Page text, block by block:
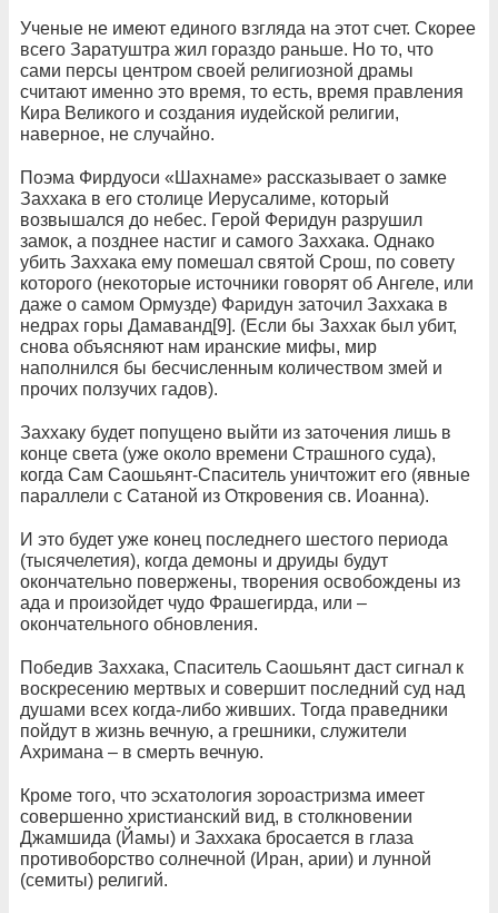
Ученые не имеют единого взгляда на этот счет. Скорее
всего Заратуштра жил гораздо раньше. Но то, что
сами персы центром своей религиозной драмы
считают именно это время, то есть, время правления
Кира Великого и создания иудейской религии,
наверное, не случайно.
Поэма Фирдуоси «Шахнаме» рассказывает о замке
Заххака в его столице Иерусалиме, который
возвышался до небес. Герой Феридун разрушил
замок, а позднее настиг и самого Заххака. Однако
убить Заххака ему помешал святой Срош, по совету
которого (некоторые источники говорят об Ангеле, или
даже о самом Ормузде) Фаридун заточил Заххака в
недрах горы Дамаванд[9]. (Если бы Заххак был убит,
снова объясняют нам иранские мифы, мир
наполнился бы бесчисленным количеством змей и
прочих ползучих гадов).
Заххаку будет попущено выйти из заточения лишь в
конце света (уже около времени Страшного суда),
когда Сам Саошьянт-Спаситель уничтожит его (явные
параллели с Сатаной из Откровения св. Иоанна).
И это будет уже конец последнего шестого периода
(тысячелетия), когда демоны и друиды будут
окончательно повержены, творения освобождены из
ада и произойдет чудо Фрашегирда, или –
окончательного обновления.
Победив Заххака, Спаситель Саошьянт даст сигнал к
воскресению мертвых и совершит последний суд над
душами всех когда-либо живших. Тогда праведники
пойдут в жизнь вечную, а грешники, служители
Ахримана – в смерть вечную.
Кроме того, что эсхатология зороастризма имеет
совершенно христианский вид, в столкновении
Джамшида (Йамы) и Заххака бросается в глаза
противоборство солнечной (Иран, арии) и лунной
(семиты) религий.